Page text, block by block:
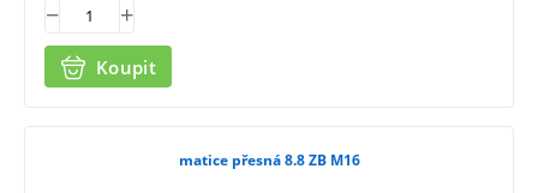
Koupit
matice přesná 8.8 ZB M16